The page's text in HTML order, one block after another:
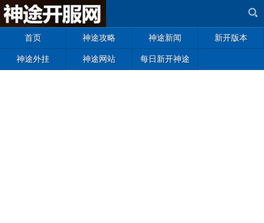
首页 神途攻略 神途新闻 新开版本
神途外挂 神途网站 每日新开神途